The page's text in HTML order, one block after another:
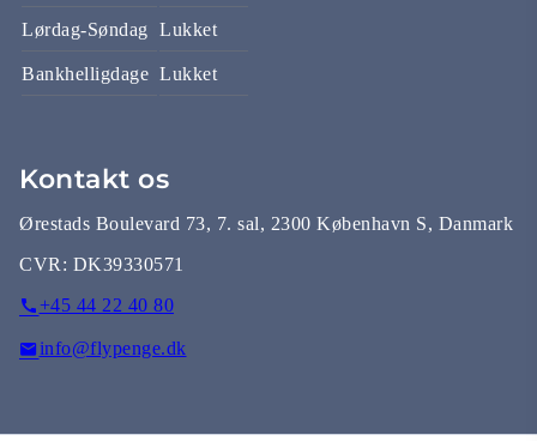
Lørdag-Søndag Lukket
Bankhelligdage Lukket
Kontakt os
Ørestads Boulevard 73, 7. sal, 2300 København S, Danmark
CVR: DK39330571
+45 44 22 40 80
info@flypenge.dk